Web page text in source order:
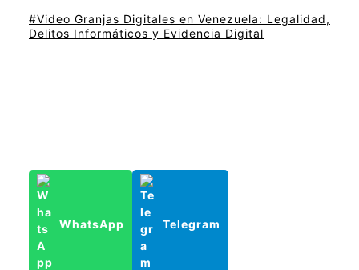
#Video Granjas Digitales en Venezuela: Legalidad,
Delitos Informáticos y Evidencia Digital
WhatsApp Telegram